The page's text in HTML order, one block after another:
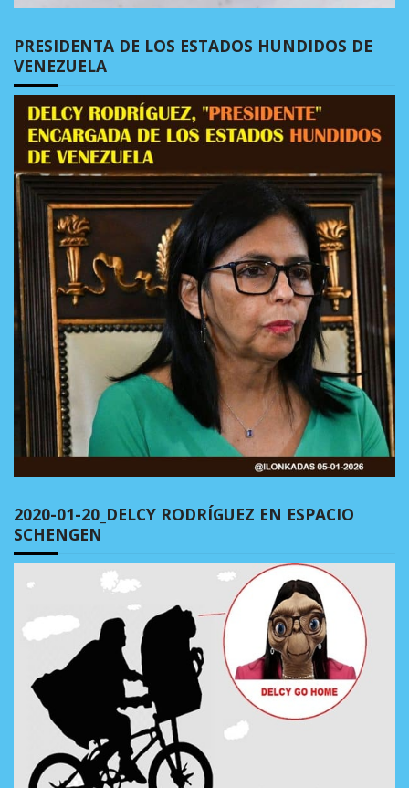
PRESIDENTA DE LOS ESTADOS HUNDIDOS DE
VENEZUELA
2020-01-20_DELCY RODRÍGUEZ EN ESPACIO
SCHENGEN